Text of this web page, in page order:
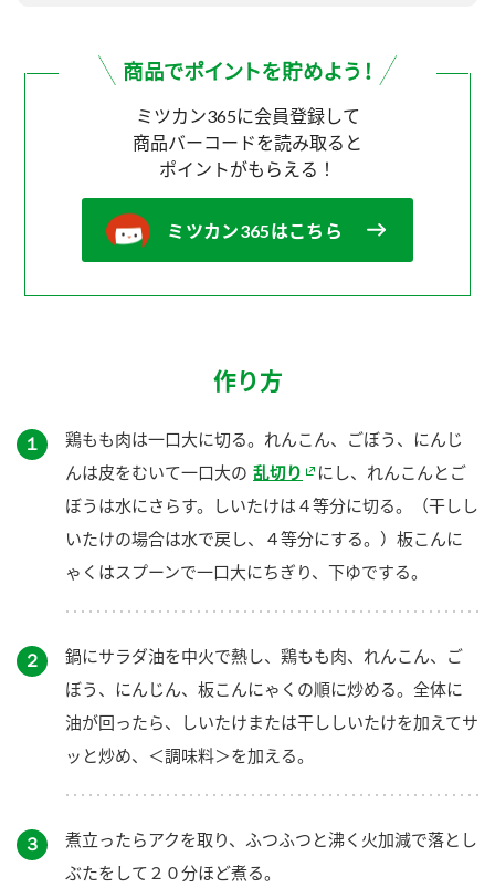
ミツカン365に会員登録して
商品バーコードを読み取ると
ポイントがもらえる！
ミツカン365はこちら
作り方
１
鶏もも肉は一口大に切る。れんこん、ごぼう、にんじ
んは皮をむいて一口大の 乱切り
にし、れんこんとご
ぼうは水にさらす。しいたけは４等分に切る。（干しし
いたけの場合は水で戻し、４等分にする。）板こんに
ゃくはスプーンで一口大にちぎり、下ゆでする。
２
鍋にサラダ油を中火で熱し、鶏もも肉、れんこん、ご
ぼう、にんじん、板こんにゃくの順に炒める。全体に
油が回ったら、しいたけまたは干ししいたけを加えてサ
ッと炒め、＜調味料＞を加える。
３
煮立ったらアクを取り、ふつふつと沸く火加減で落とし
ぶたをして２０分ほど煮る。